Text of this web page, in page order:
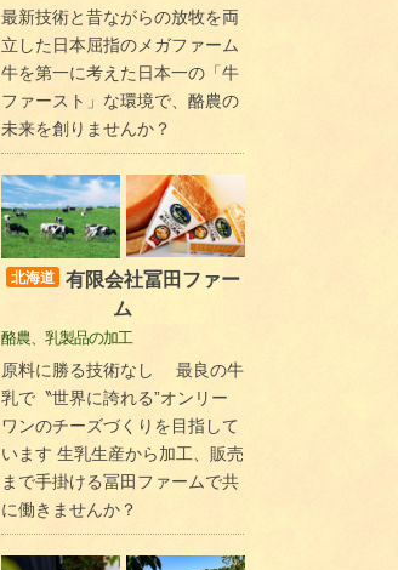
最新技術と昔ながらの放牧を両
立した日本屈指のメガファーム
牛を第一に考えた日本一の「牛
ファースト」な環境で、酪農の
未来を創りませんか？
北海道
有限会社冨田ファー
ム
酪農、乳製品の加工
原料に勝る技術なし 最良の牛
乳で〝世界に誇れる”オンリー
ワンのチーズづくりを目指して
います 生乳生産から加工、販売
まで手掛ける冨田ファームで共
に働きませんか？